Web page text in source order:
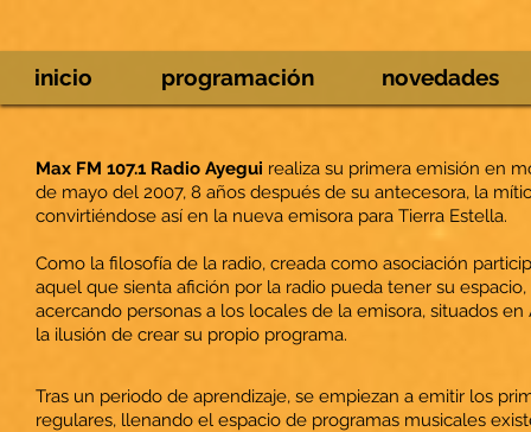
inicio programación novedades
Max FM 107.1 Radio Ayegui realiza su primera emisión en
de mayo del 2007, 8 años después de su antecesora, la
convirtiéndose así en la nueva emisora para Tierra Estella.
Como la filosofía de la radio, creada como asociación
aquel que sienta afición por la radio pueda tener su
acercando personas a los locales de la emisora, situados en
la ilusión de crear su propio programa.
Tras un periodo de aprendizaje, se empiezan a emitir los
regulares, llenando el espacio de programas musicales